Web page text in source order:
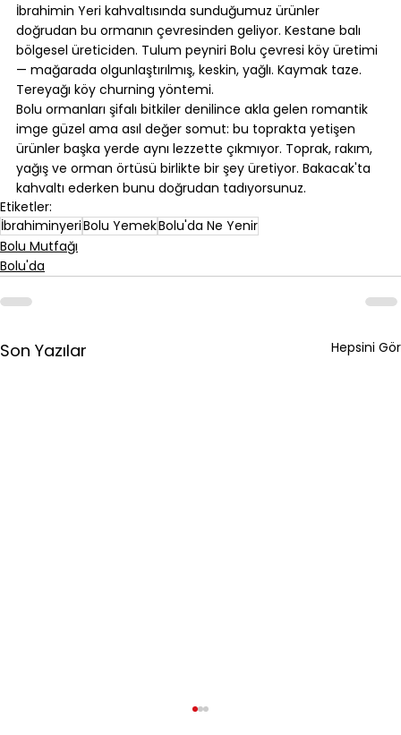
İbrahimin Yeri kahvaltısında sunduğumuz ürünler
doğrudan bu ormanın çevresinden geliyor. Kestane balı
bölgesel üreticiden. Tulum peyniri Bolu çevresi köy üretimi
— mağarada olgunlaştırılmış, keskin, yağlı. Kaymak taze.
Tereyağı köy churning yöntemi.
Bolu ormanları şifalı bitkiler denilince akla gelen romantik
imge güzel ama asıl değer somut: bu toprakta yetişen
ürünler başka yerde aynı lezzette çıkmıyor. Toprak, rakım,
yağış ve orman örtüsü birlikte bir şey üretiyor. Bakacak'ta
kahvaltı ederken bunu doğrudan tadıyorsunuz.
Etiketler:
İbrahiminyeriBolu YemekBolu'da Ne Yenir
Bolu Mutfağı
Bolu'da
Son Yazılar Hepsini Gör